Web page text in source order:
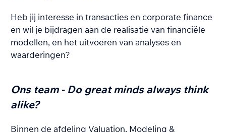
Heb jij interesse in transacties en corporate finance
en wil je bijdragen aan de realisatie van financiële
modellen, en het uitvoeren van analyses en
waarderingen?
Ons team - Do great minds always think
alike?
Binnen de afdeling Valuation, Modeling &